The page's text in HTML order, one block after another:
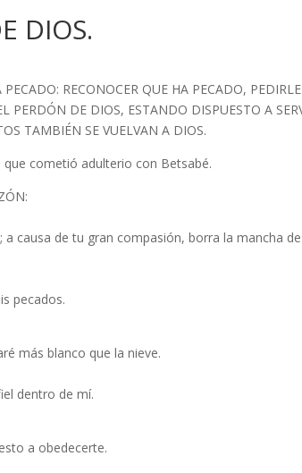
DIOS.
RECONOCER QUE HA PECADO,
PERDÓN DE DIOS, ESTANDO DISPUESTO A
TAMBIÉN SE VUELVAN A DIOS.
cometió adulterio con Betsabé.
causa de tu gran compasión, borra la mancha
pecados.
más blanco que la nieve.
dentro de mí.
a obedecerte.